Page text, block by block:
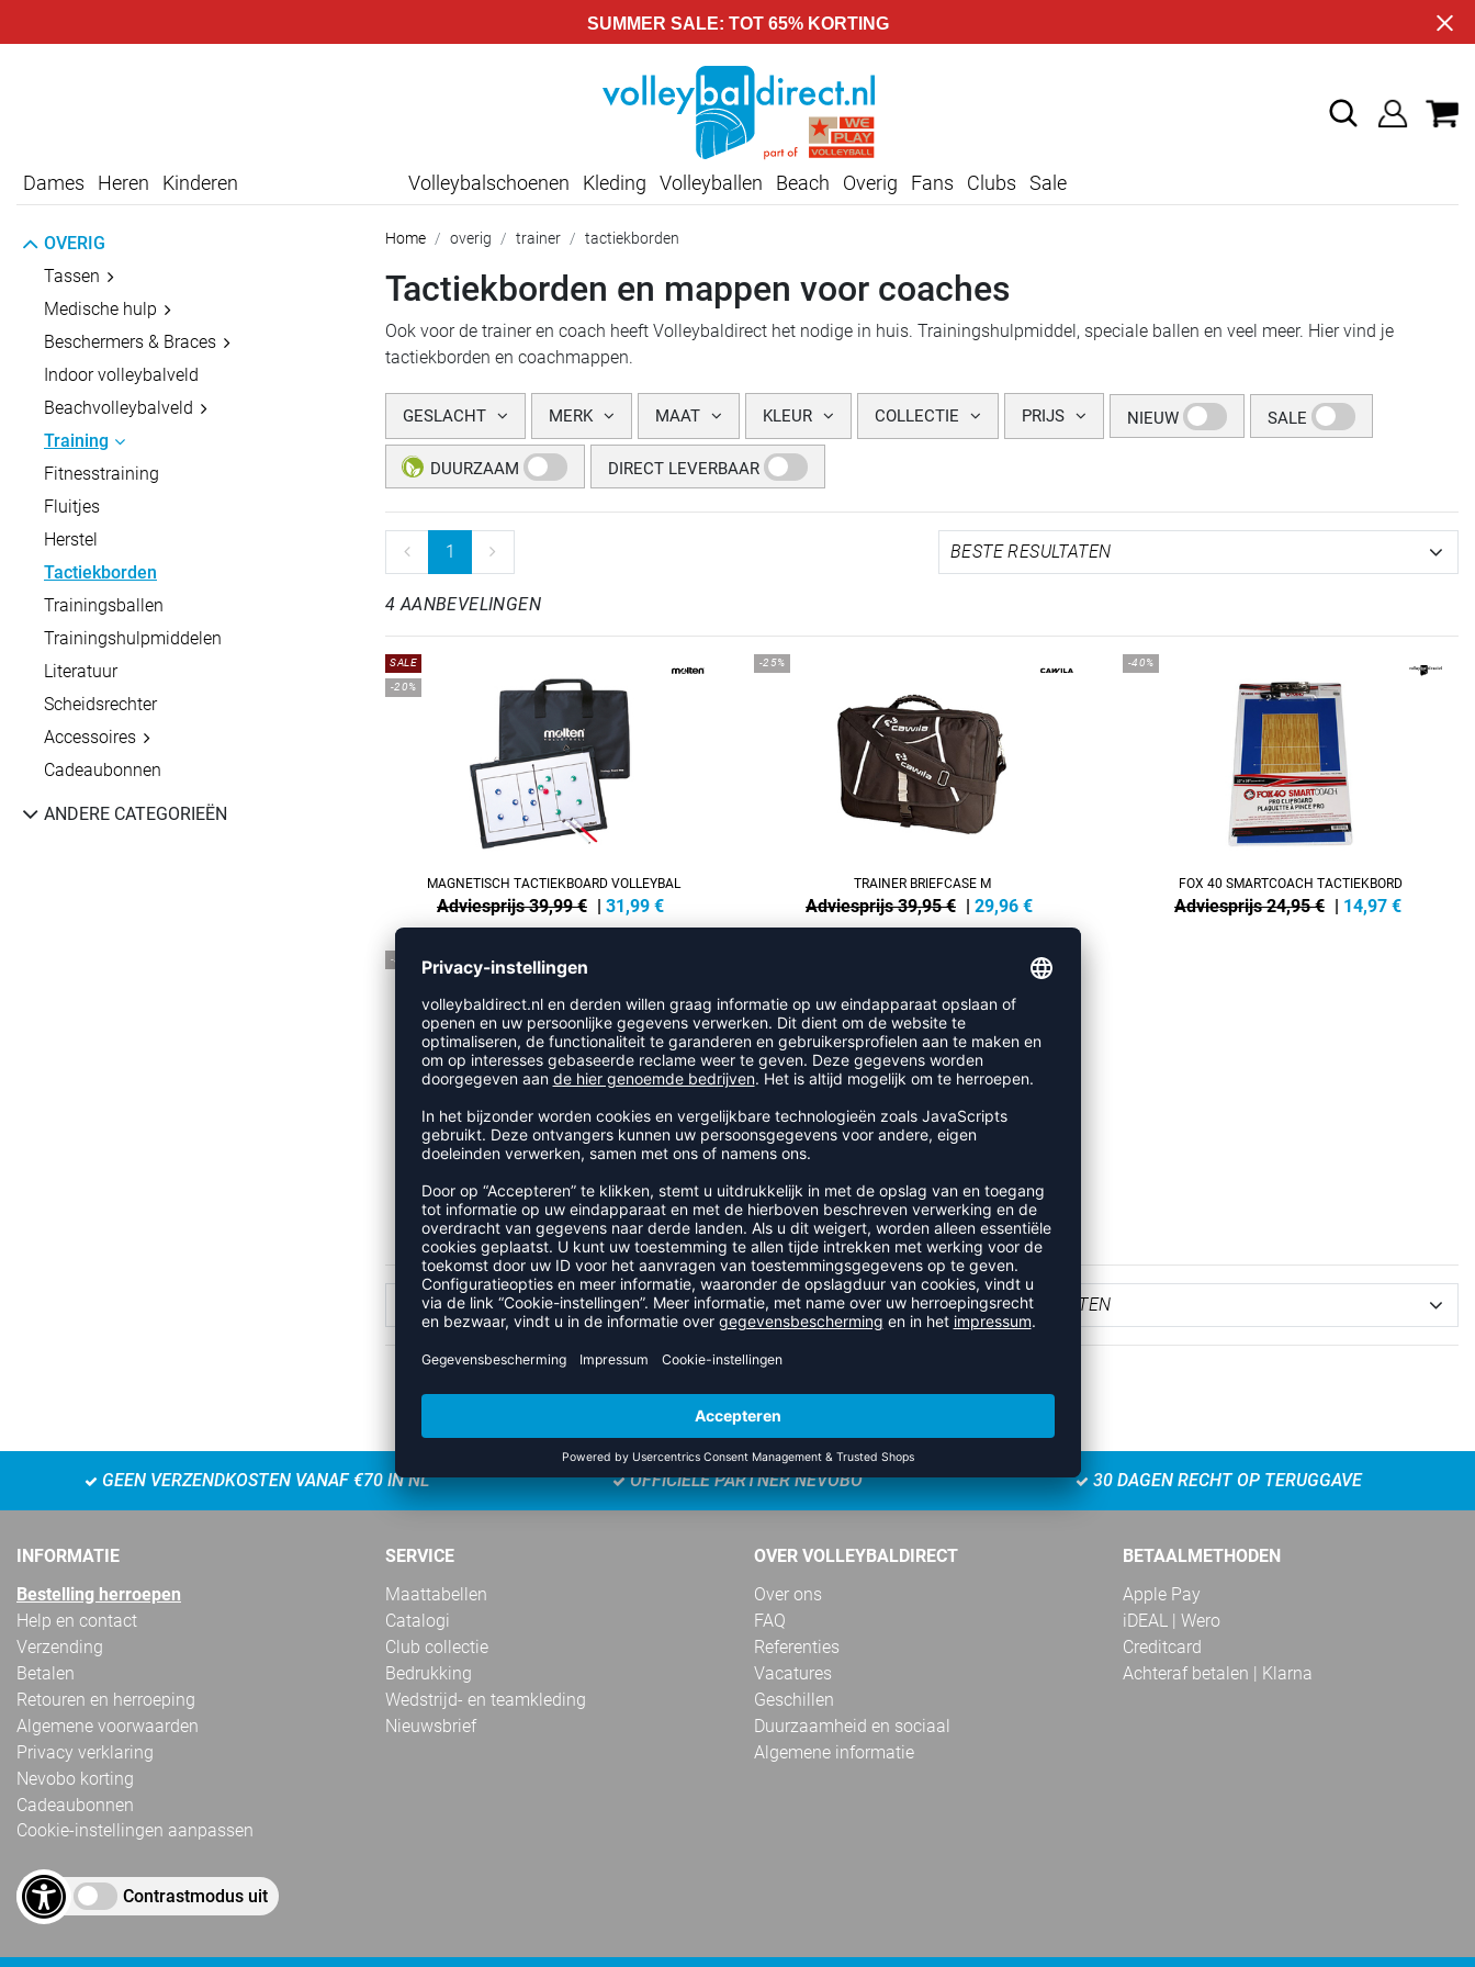
SUMMER SALE: TOT 65% KORTING
Dames Heren Kinderen Volleybalschoenen Kleding Volleyballen Beach Overig Fans Clubs Sale
OVERIG
Tassen
Medische hulp
Beschermers & Braces
Indoor volleybalveld
Beachvolleybalveld
Training
Fitnesstraining
Fluitjes
Herstel
Tactiekborden
Trainingsballen
Trainingshulpmiddelen
Literatuur
Scheidsrechter
Accessoires
Cadeaubonnen
ANDERE CATEGORIEËN
Home overig trainer tactiekborden
Tactiekborden en mappen voor coaches
Ook voor de trainer en coach heeft Volleybaldirect het nodige in huis. Trainingshulpmiddel, speciale ballen en veel meer. Hier vind je
tactiekborden en coachmappen.
GESLACHT MERK MAAT KLEUR COLLECTIE PRIJS NIEUW SALE
DUURZAAM DIRECT LEVERBAAR
1
4 AANBEVELINGEN
SALE
-20%
MAGNETISCH TACTIEKBOARD VOLLEYBAL
Adviesprijs 39,99 € | 31,99 €
-25%
TRAINER BRIEFCASE M
Adviesprijs 39,95 € | 29,96 €
-40%
FOX 40 SMARTCOACH TACTIEKBORD
Adviesprijs 24,95 € | 14,97 €
-35%
Adviesprijs 54,99 € |35,74 €
1
GEEN VERZENDKOSTEN VANAF €70 IN NL OFFICIËLE PARTNER NEVOBO 30 DAGEN RECHT OP TERUGGAVE
INFORMATIE
Bestelling herroepen
Help en contact
Verzending
Betalen
Retouren en herroeping
Algemene voorwaarden
Privacy verklaring
Nevobo korting
Cadeaubonnen
Cookie-instellingen aanpassen
Contrastmodus uit
SERVICE
Maattabellen
Catalogi
Club collectie
Bedrukking
Wedstrijd- en teamkleding
Nieuwsbrief
OVER VOLLEYBALDIRECT
Over ons
FAQ
Referenties
Vacatures
Geschillen
Duurzaamheid en sociaal
Algemene informatie
BETAALMETHODEN
Apple Pay
iDEAL | Wero
Creditcard
Achteraf betalen | Klarna